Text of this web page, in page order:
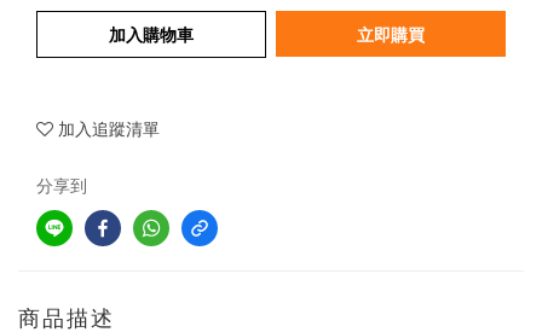
加入購物車 立即購買
加入追蹤清單
分享到
商品描述